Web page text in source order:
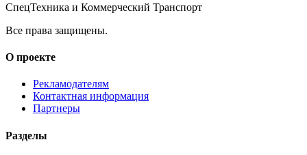
СпецТехника и Коммерческий Транспорт
Все права защищены.
О проекте
Рекламодателям
Контактная информация
Партнеры
Разделы